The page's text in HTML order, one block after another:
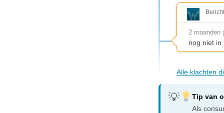
2 maanden
nog niet in
Alle klachten
Tip van
Als